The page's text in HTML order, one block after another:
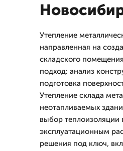
Утепление
направленная на
складского
подход: анализ
подготовка
Утепление склада
неотапливаемых
выбор
эксплуатационным
решения под ключ,